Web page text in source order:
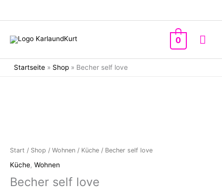
0
Startseite » Shop » Becher self love
Start / Shop / Wohnen / Küche / Becher self love
Küche, Wohnen
Becher self love